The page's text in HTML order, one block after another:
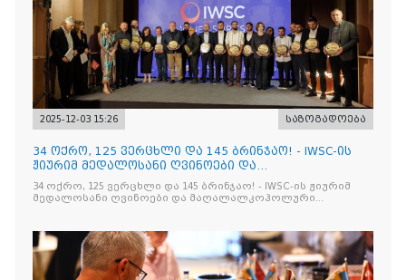
2025-12-03 15:26 საზოგადოება
34 ოქრო, 125 ვერცხლი და 145 ბრინჯაო! - IWSC-ის
ჟიურიმ მედალოსანი ღვინოები და
მაღალალკოჰოლური სასმელე
34 ოქრო, 125 ვერცხლი და 145 ბრინჯაო! - IWSC-ის ჟიურიმ
მედალოსანი ღვინოები და მაღალალკოჰოლური